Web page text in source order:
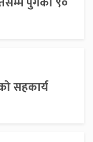
सहकार्य